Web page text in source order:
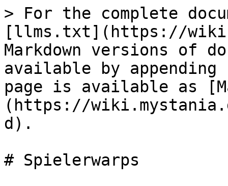
> For the complete
[llms.txt](https://
Markdown versions of
available by
page is available as
(https://
d).
# Spielerwarps